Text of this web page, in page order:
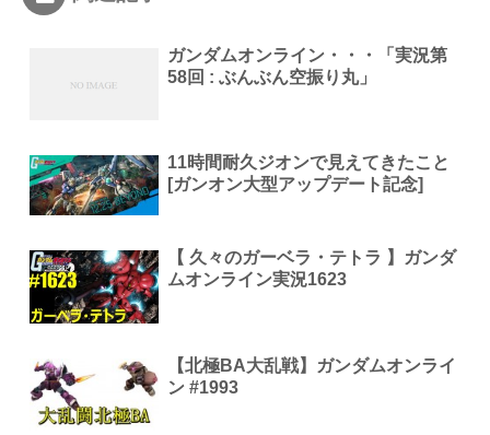
ガンダムオンライン・・・「実況第
58回 : ぶんぶん空振り丸」
11時間耐久ジオンで見えてきたこと
[ガンオン大型アップデート記念]
【 久々のガーベラ・テトラ 】ガンダ
ムオンライン実況1623
【北極BA大乱戦】ガンダムオンライ
ン #1993